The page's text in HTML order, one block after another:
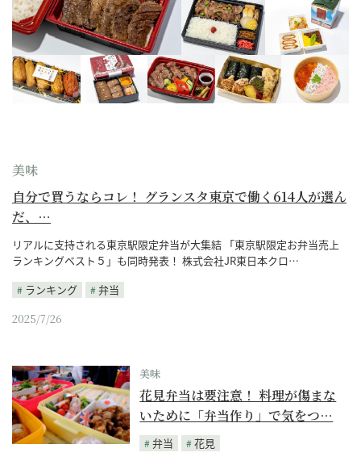
美味
自分で買うならコレ！ グランスタ東京で働く614人が選ん
だ、…
リアルに支持される東京駅限定弁当が大集結 「東京駅限定お弁当売上
ランキングベスト５」も同時発表！ 株式会社JR東日本クロ…
ランキング
弁当
2025/7/26
美味
花見弁当は要注意！ 料理が傷まな
いために「弁当作り」で気をつ…
弁当
花見